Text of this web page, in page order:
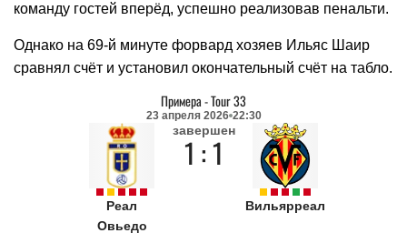
команду гостей вперёд, успешно реализовав пенальти.
Однако на 69-й минуте форвард хозяев Ильяс Шаир
сравнял счёт и установил окончательный счёт на табло.
Примера-Tour 33
23 апреля 2026 22:30
Реал
Овьедо
завершен
1 : 1
Вильярреал